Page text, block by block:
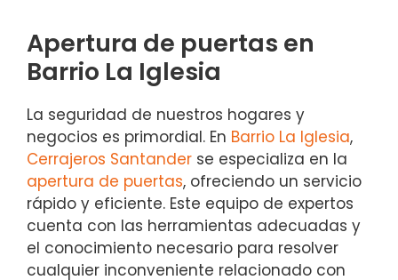
Apertura de puertas en
Barrio La Iglesia
La seguridad de nuestros hogares y
negocios es primordial. En Barrio La Iglesia,
Cerrajeros Santander se especializa en la
apertura de puertas, ofreciendo un servicio
rápido y eficiente. Este equipo de expertos
cuenta con las herramientas adecuadas y
el conocimiento necesario para resolver
cualquier inconveniente relacionado con